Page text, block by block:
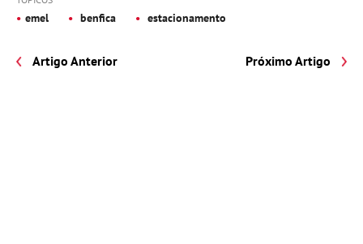
emel benfica estacionamento
Artigo Anterior Próximo Artigo